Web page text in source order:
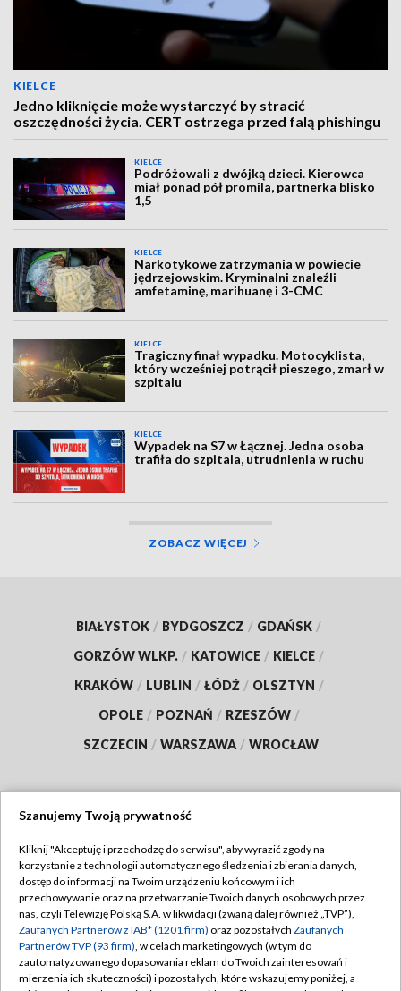
KIELCE
Jedno kliknięcie może wystarczyć by stracić
oszczędności życia. CERT ostrzega przed falą phishingu
KIELCE
Podróżowali z dwójką dzieci. Kierowca
miał ponad pół promila, partnerka blisko
1,5
KIELCE
Narkotykowe zatrzymania w powiecie
jędrzejowskim. Kryminalni znaleźli
amfetaminę, marihuanę i 3-CMC
KIELCE
Tragiczny finał wypadku. Motocyklista,
który wcześniej potrącił pieszego, zmarł w
szpitalu
KIELCE
Wypadek na S7 w Łącznej. Jedna osoba
trafiła do szpitala, utrudnienia w ruchu
ZOBACZ WIĘCEJ
BIAŁYSTOK / BYDGOSZCZ / GDAŃSK /
GORZÓW WLKP. / KATOWICE / KIELCE /
KRAKÓW / LUBLIN / ŁÓDŹ / OLSZTYN /
OPOLE / POZNAŃ / RZESZÓW /
SZCZECIN / WARSZAWA / WROCŁAW
TVP
Abonament TVP
Emisja w TVP
Centrum informacji TVP
Naziemna Telewizja Cyfrowa
Regulamin TVP
Polityka prywatności
Moje zgody
Szanujemy Twoją prywatność
Kliknij "Akceptuję i przechodzę do serwisu", aby wyrazić zgody na
korzystanie z technologii automatycznego śledzenia i zbierania danych,
dostęp do informacji na Twoim urządzeniu końcowym i ich
przechowywanie oraz na przetwarzanie Twoich danych osobowych przez
nas, czyli Telewizję Polską S.A. w likwidacji (zwaną dalej również „TVP”),
Zaufanych Partnerów z IAB* (1201 firm) oraz pozostałych Zaufanych
Partnerów TVP (93 firm), w celach marketingowych (w tym do
zautomatyzowanego dopasowania reklam do Twoich zainteresowań i
mierzenia ich skuteczności) i pozostałych, które wskazujemy poniżej, a